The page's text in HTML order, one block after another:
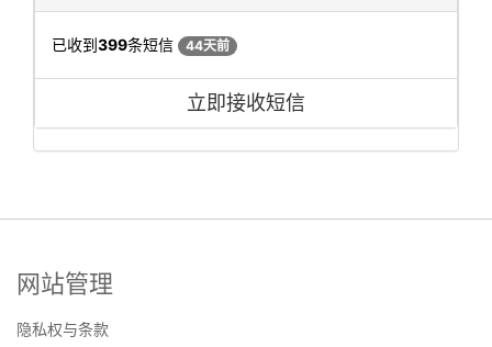
已收到399条短信 44天前
立即接收短信
网站管理
隐私权与条款